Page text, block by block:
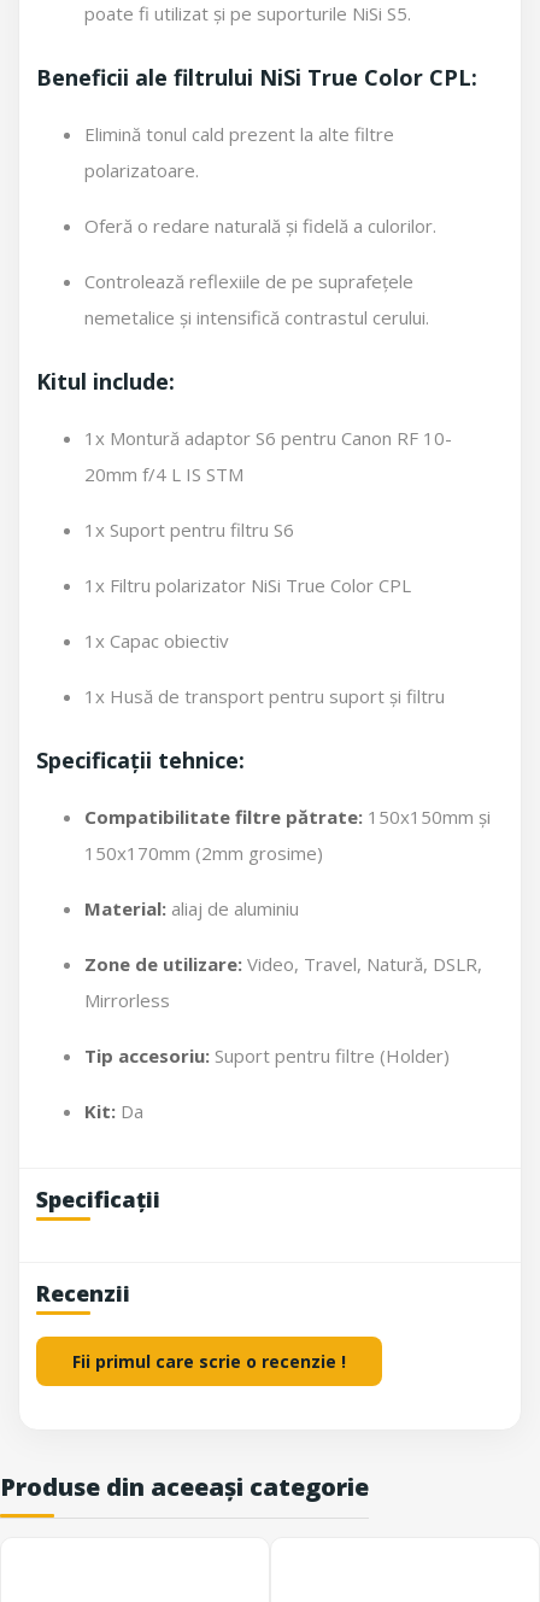
poate fi utilizat și pe suporturile NiSi S5.
Beneficii ale filtrului NiSi True Color CPL:
Elimină tonul cald prezent la alte filtre
polarizatoare.
Oferă o redare naturală și fidelă a culorilor.
Controlează reflexiile de pe suprafețele
nemetalice și intensifică contrastul cerului.
Kitul include:
1x Montură adaptor S6 pentru Canon RF 10-
20mm f/4 L IS STM
1x Suport pentru filtru S6
1x Filtru polarizator NiSi True Color CPL
1x Capac obiectiv
1x Husă de transport pentru suport și filtru
Specificații tehnice:
Compatibilitate filtre pătrate: 150x150mm și
150x170mm (2mm grosime)
Material: aliaj de aluminiu
Zone de utilizare: Video, Travel, Natură, DSLR,
Mirrorless
Tip accesoriu: Suport pentru filtre (Holder)
Kit: Da
Specificații
Recenzii
Fii primul care scrie o recenzie !
Produse din aceeași categorie